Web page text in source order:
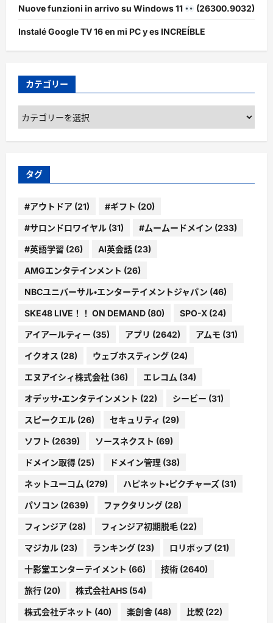
Nuove funzioni in arrivo su Windows 11 (26300.9032)
Instalé Google TV 16 en mi PC y es INCREÍBLE
カテゴリー
カ
テ
ゴ
ー
タグ
#アウトドア (21) #ギフト (20)
#サロンドロワイヤル (31) #ムームードメイン (233)
#英語学習 (26) AI英会話 (23)
AMGエンタテインメント (26)
NBCユニバーサル・エンターテイメントジャパン (46)
SKE48 LIVE！！ ON DEMAND (80) SPO-X (24)
アイアールティー (35) アプリ (2642) アムモ (31)
イクオス (28) ウェブホスティング (24)
エヌアイシィ株式会社 (36) エレコム (34)
オデッサ・エンタテインメント (22) シービー (31)
スピークエル (26) セキュリティ (29)
ソフト (2639) ソースネクスト (69)
ドメイン取得 (25) ドメイン管理 (38)
ネットユーコム (279) ハピネット・ピクチャーズ (31)
パソコン (2639) ファクタリング (28)
フィンジア (28) フィンジア初期脱毛 (22)
マジカル (23) ランキング (23) ロリポップ (21)
十影堂エンターテイメント (66) 技術 (2640)
旅行 (20) 株式会社AHS (54)
株式会社デネット (40) 楽創舎 (48) 比較 (22)